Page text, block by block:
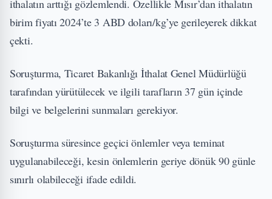
ithalatın arttığı gözlemlendi. Özellikle Mısır’dan ithalatın
birim fiyatı 2024’te 3 ABD doları/kg’ye gerileyerek dikkat
çekti.
Soruşturma, Ticaret Bakanlığı İthalat Genel Müdürlüğü
tarafından yürütülecek ve ilgili tarafların 37 gün içinde
bilgi ve belgelerini sunmaları gerekiyor.
Soruşturma süresince geçici önlemler veya teminat
uygulanabileceği, kesin önlemlerin geriye dönük 90 günle
sınırlı olabileceği ifade edildi.